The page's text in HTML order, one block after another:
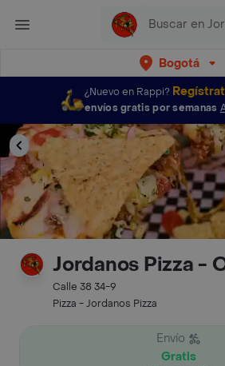
Bogotá
¿Nuevo en Rappi?
envíos gratis por semanas
Jordanos Pizza -
Calle 38 34-9
Pizza - Jordanos Pizza
Envío
Gratis